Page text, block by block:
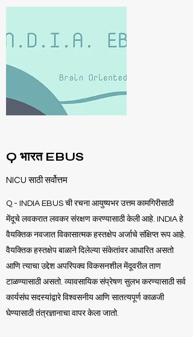
Q भारत EBUS
NICU साठी सर्वोत्तम
Q - INDIA EBUS ची रचना आयुष्यभर उत्तम कामगिरीसाठी
मेंदूचे लवकरात लवकर संरक्षण करण्यासाठी केली आहे. INDIA हे
वैयक्तिक नवजात विकासात्मक हस्तक्षेप अर्जाचे संक्षिप्त रूप आहे.
वैयक्तिक हस्तक्षेप बाळाने दिलेल्या संकेतांवर आधारित असतो
आणि त्याचा उद्देश अपरिपक्व विकसनशील मेंदूवरील ताण
टाळण्यासाठी असतो. व्यावसायिक संप्रेषण सुलभ करण्यासाठी सर्व
कार्यसंघ सदस्यांद्वारे विश्वसनीय आणि सातत्यपूर्ण काळजी
घेण्यासाठी तंत्रज्ञानाचा वापर केला जातो.